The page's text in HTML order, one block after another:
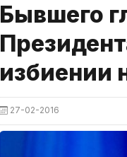
Бывшего
избиении
27-02-2016